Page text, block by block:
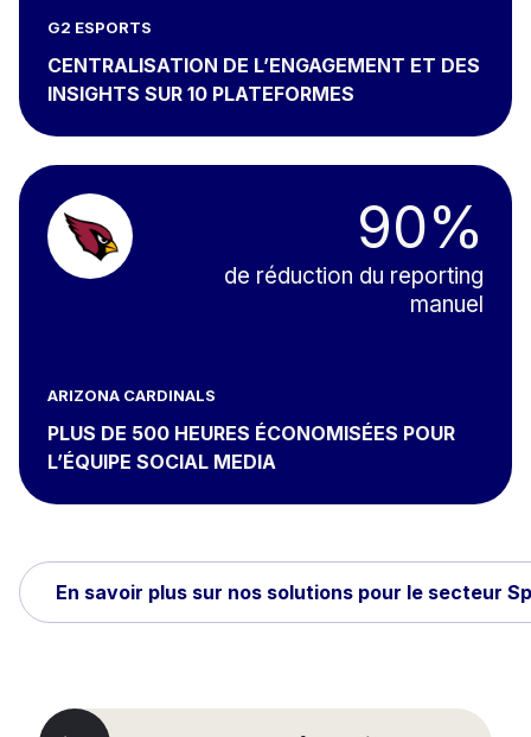
G2 ESPORTS
CENTRALISATION DE L’ENGAGEMENT ET DES
INSIGHTS SUR 10 PLATEFORMES
90%
de réduction du reporting
manuel
ARIZONA CARDINALS
PLUS DE 500 HEURES ÉCONOMISÉES POUR
L’ÉQUIPE SOCIAL MEDIA
En savoir plus sur nos solutions pour le secteur